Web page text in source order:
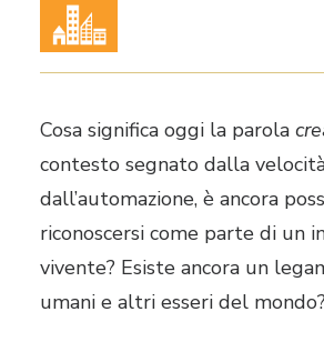
Cosa significa oggi la parola
contesto segnato dalla
dall’automazione, è ancora
riconoscersi come parte di un
vivente? Esiste ancora un
umani e altri esseri del mondo?